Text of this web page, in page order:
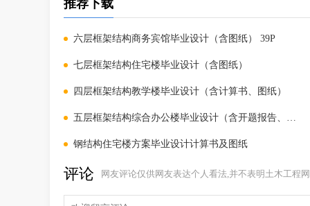
推荐下载
六层框架结构商务宾馆毕业设计（含图纸） 39P
七层框架结构住宅楼毕业设计（含图纸）
四层框架结构教学楼毕业设计（含计算书、图纸）
五层框架结构综合办公楼毕业设计（含开题报告、任务书
钢结构住宅楼方案毕业设计计算书及图纸
评论 网友评论仅供网友表达个人看法,并不表明土木工程